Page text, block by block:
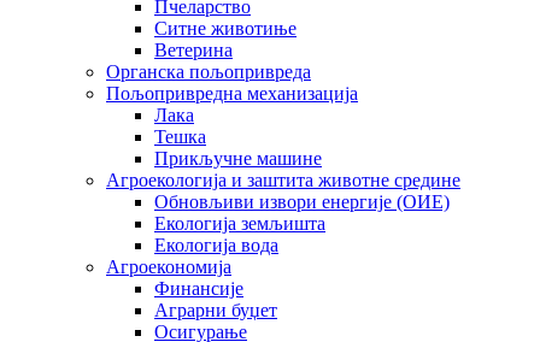
Пчеларство
Ситне животиње
Ветерина
Органска пољопривреда
Пољопривредна механизација
Лака
Тешка
Прикључне машине
Агроекологија и заштита животне средине
Обновљиви извори енергије (ОИЕ)
Екологија земљишта
Екологија вода
Агроекономија
Финансије
Аграрни буџет
Осигурање